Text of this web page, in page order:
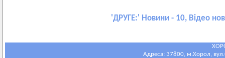
'ДРУГЕ:' Новини - 10, Відео
Адреса: 37800, м.Хорол,